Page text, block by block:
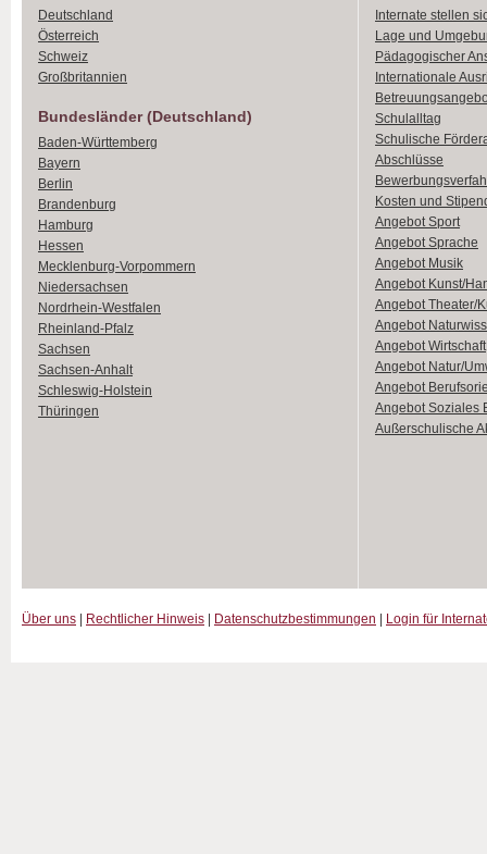
Deutschland
Österreich
Schweiz
Großbritannien
Bundesländer (Deutschland)
Baden-Württemberg
Bayern
Berlin
Brandenburg
Hamburg
Hessen
Mecklenburg-Vorpommern
Niedersachsen
Nordrhein-Westfalen
Rheinland-Pfalz
Sachsen
Sachsen-Anhalt
Schleswig-Holstein
Thüringen
Internate stellen
Lage und
Pädagogischer
Internationale
Schulalltag
Schulische
Abschlüsse
Kosten und
Angebot Sport
Angebot Sprache
Angebot Musik
Angebot Kunst/
Angebot Theater/
Angebot
Angebot Wirtschaft
Angebot Natur/
Angebot
Angebot Soziales
Außerschulische
Über uns Rechtlicher Hinweis Datenschutzbestimmungen Login für